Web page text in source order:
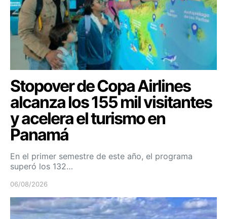
Stopover de Copa Airlines
alcanza los 155 mil visitantes
y acelera el turismo en
Panamá
En el primer semestre de este año, el programa
superó los 132…
06/08/2026